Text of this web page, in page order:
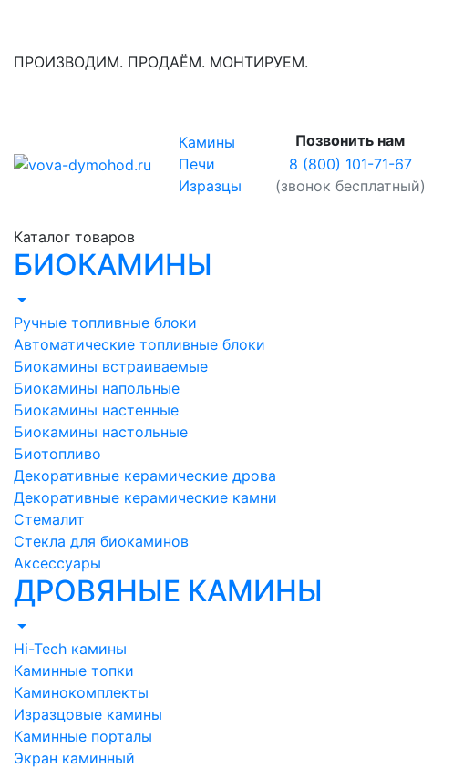
ПРОИЗВОДИМ. ПРОДАЁМ. МОНТИРУЕМ.
Камины
Печи
Изразцы
Позвонить нам
8 (800) 101-71-67
(звонок бесплатный)
Каталог товаров
БИОКАМИНЫ
Ручные топливные блоки
Автоматические топливные блоки
Биокамины встраиваемые
Биокамины напольные
Биокамины настенные
Биокамины настольные
Биотопливо
Декоративные керамические дрова
Декоративные керамические камни
Стемалит
Стекла для биокаминов
Аксессуары
ДРОВЯНЫЕ КАМИНЫ
Hi-Tech камины
Каминные топки
Каминокомплекты
Изразцовые камины
Каминные порталы
Экран каминный